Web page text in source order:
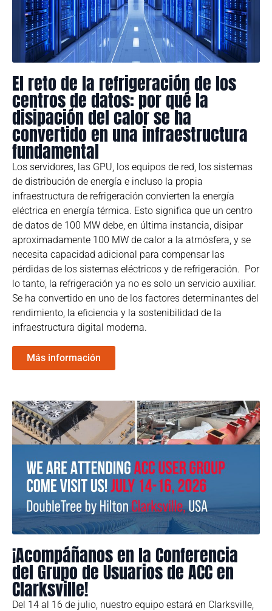
El reto de la refrigeración de los
centros de datos: por qué la
disipación del calor se ha
convertido en una infraestructura
fundamental
Los servidores, las GPU, los equipos de red, los sistemas
de distribución de energía e incluso la propia
infraestructura de refrigeración convierten la energía
eléctrica en energía térmica. Esto significa que un centro
de datos de 100 MW debe, en última instancia, disipar
aproximadamente 100 MW de calor a la atmósfera, y se
necesita capacidad adicional para compensar las
pérdidas de los sistemas eléctricos y de refrigeración. Por
lo tanto, la refrigeración ya no es solo un servicio auxiliar.
Se ha convertido en uno de los factores determinantes del
rendimiento, la eficiencia y la sostenibilidad de la
infraestructura digital moderna.
Más información
¡Acompáñanos en la Conferencia
del Grupo de Usuarios de ACC en
Clarksville!
Del 14 al 16 de julio, nuestro equipo estará en Clarksville,